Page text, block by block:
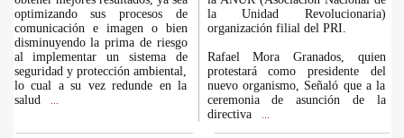
optimizando sus procesos de
comunicación e imagen o bien
disminuyendo la prima de riesgo
al implementar un sistema de
seguridad y protección ambiental,
lo cual a su vez redunde en la
salud
la Unidad Revolucionaria)
organización filial del PRI.
Rafael Mora Granados, quien
protestará como presidente del
nuevo organismo, Señaló que a la
ceremonia de asunción de la
directiva